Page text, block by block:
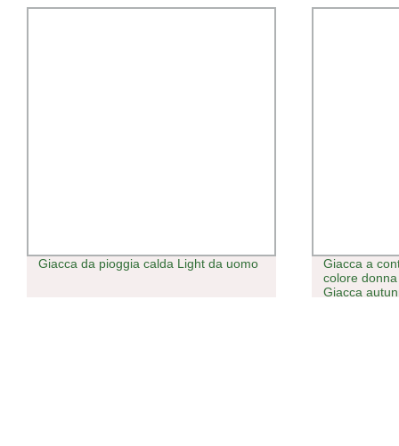
Giacca da pioggia calda Light da uomo
Giacca a
colore
Giacca